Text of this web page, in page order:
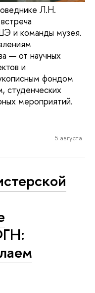
Л.Н.
и команды музея.
— от научных
и
фондом
студенческих
мероприятий.
5 августа